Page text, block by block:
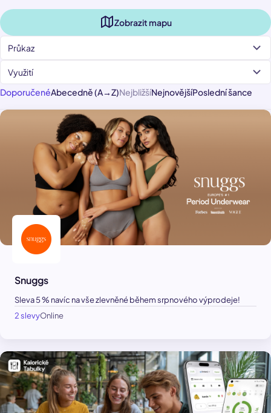
Zobrazit mapu
Průkaz
Využití
DoporučenéAbecedně (A→Z)NejbližšíNejnovějšíPoslední šance
Snuggs
Sleva 5 % navíc na vše zlevněné během srpnového výprodeje!
2 slevyOnline